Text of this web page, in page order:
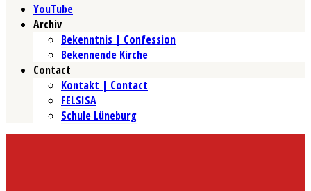
YouTube
Archiv
Bekenntnis | Confession
Bekennende Kirche
Contact
Kontakt | Contact
FELSISA
Schule Lüneburg